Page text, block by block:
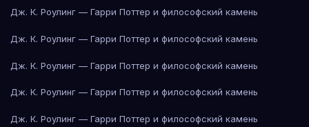
Дж. К. Роулинг — Гарри Поттер и философский камень
Дж. К. Роулинг — Гарри Поттер и философский камень
Дж. К. Роулинг — Гарри Поттер и философский камень
Дж. К. Роулинг — Гарри Поттер и философский камень
Дж. К. Роулинг — Гарри Поттер и философский камень